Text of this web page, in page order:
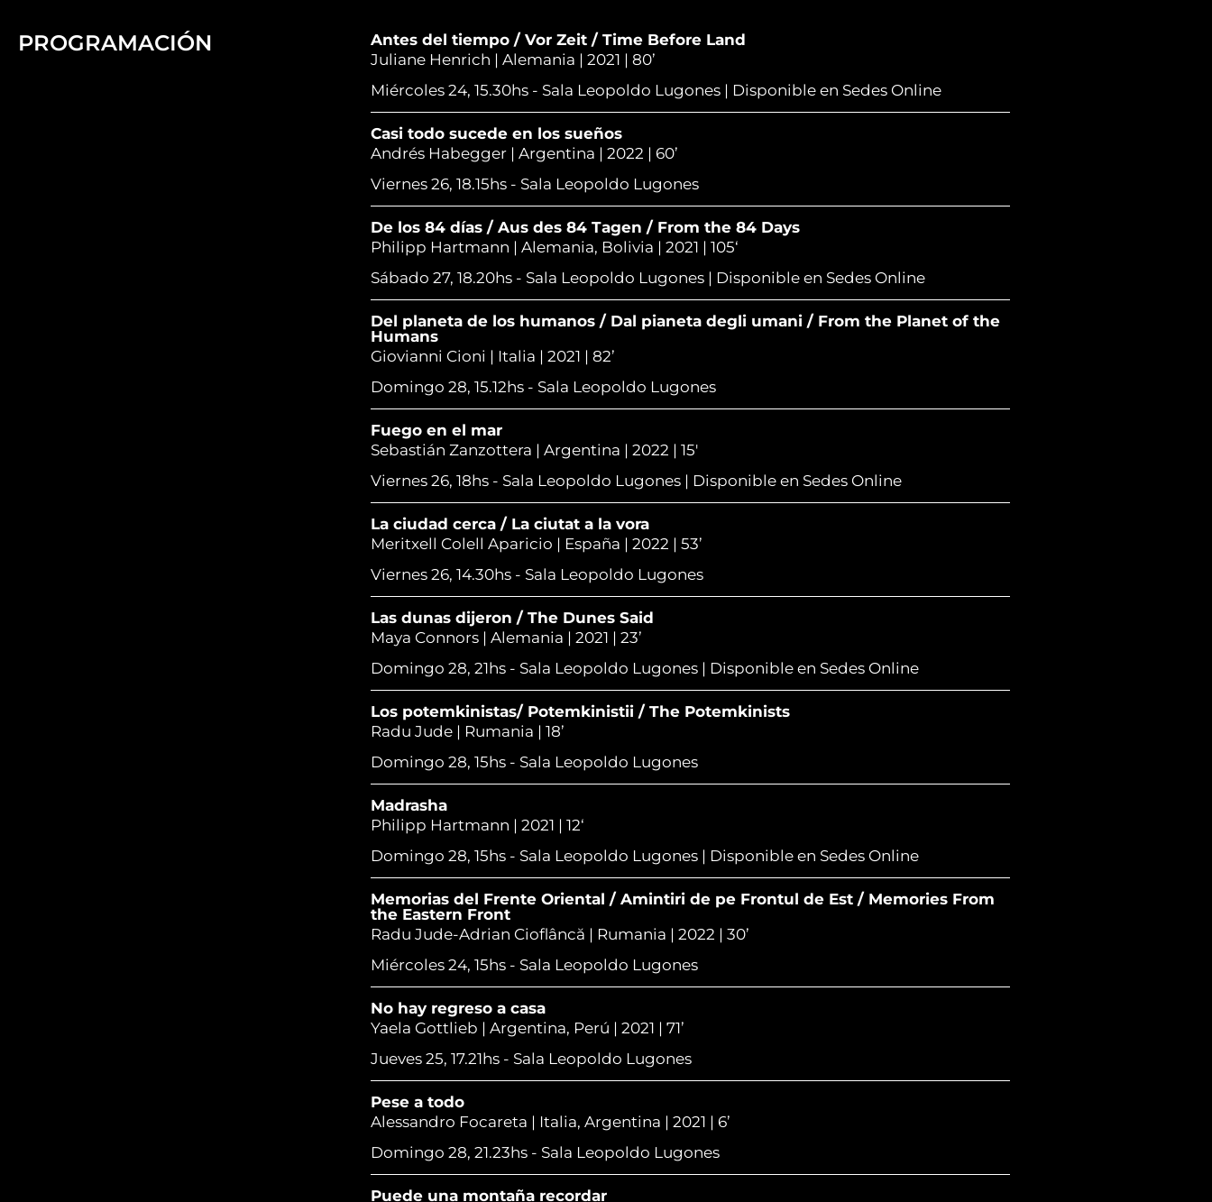
PROGRAMACIÓN
Antes del tiempo / Vor Zeit / Time Before Land
Juliane Henrich | Alemania | 2021 | 80’
Miércoles 24, 15.30hs - Sala Leopoldo Lugones | Disponible en Sedes Online
Casi todo sucede en los sueños
Andrés Habegger | Argentina | 2022 | 60’
Viernes 26, 18.15hs - Sala Leopoldo Lugones
De los 84 días / Aus des 84 Tagen / From the 84 Days
Philipp Hartmann | Alemania, Bolivia | 2021 | 105‘
Sábado 27, 18.20hs - Sala Leopoldo Lugones | Disponible en Sedes Online
Del planeta de los humanos / Dal pianeta degli umani / From the Planet of the
Humans
Giovianni Cioni | Italia | 2021 | 82’
Domingo 28, 15.12hs - Sala Leopoldo Lugones
Fuego en el mar
Sebastián Zanzottera | Argentina | 2022 | 15'
Viernes 26, 18hs - Sala Leopoldo Lugones | Disponible en Sedes Online
La ciudad cerca / La ciutat a la vora
Meritxell Colell Aparicio | España | 2022 | 53’
Viernes 26, 14.30hs - Sala Leopoldo Lugones
Las dunas dijeron / The Dunes Said
Maya Connors | Alemania | 2021 | 23’
Domingo 28, 21hs - Sala Leopoldo Lugones | Disponible en Sedes Online
Los potemkinistas/ Potemkinistii / The Potemkinists
Radu Jude | Rumania | 18’
Domingo 28, 15hs - Sala Leopoldo Lugones
Madrasha
Philipp Hartmann | 2021 | 12‘
Domingo 28, 15hs - Sala Leopoldo Lugones | Disponible en Sedes Online
Memorias del Frente Oriental / Amintiri de pe Frontul de Est / Memories From
the Eastern Front
Radu Jude-Adrian Cioflâncă | Rumania | 2022 | 30’
Miércoles 24, 15hs - Sala Leopoldo Lugones
No hay regreso a casa
Yaela Gottlieb | Argentina, Perú | 2021 | 71’
Jueves 25, 17.21hs - Sala Leopoldo Lugones
Pese a todo
Alessandro Focareta | Italia, Argentina | 2021 | 6’
Domingo 28, 21.23hs - Sala Leopoldo Lugones
Puede una montaña recordar